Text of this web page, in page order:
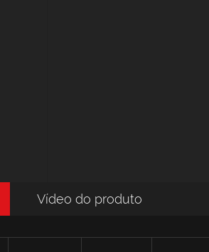
Vídeo do produto